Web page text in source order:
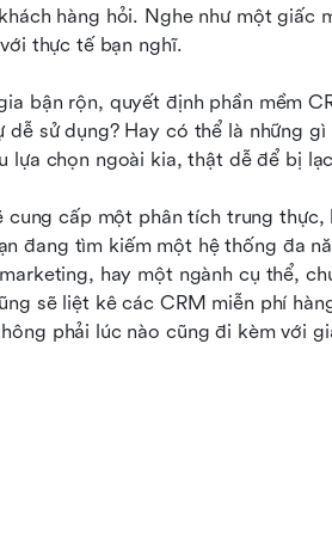
hàng hỏi. Nghe như một giấc
thực tế bạn nghĩ.
bận rộn, quyết định phần mềm
dễ sử dụng? Hay có thể là những
lựa chọn ngoài kia, thật dễ để bị
cung cấp một phân tích trung thực,
đang tìm kiếm một hệ thống đa
hay một ngành cụ thể,
sẽ liệt kê các CRM miễn phí
phải lúc nào cũng đi kèm với